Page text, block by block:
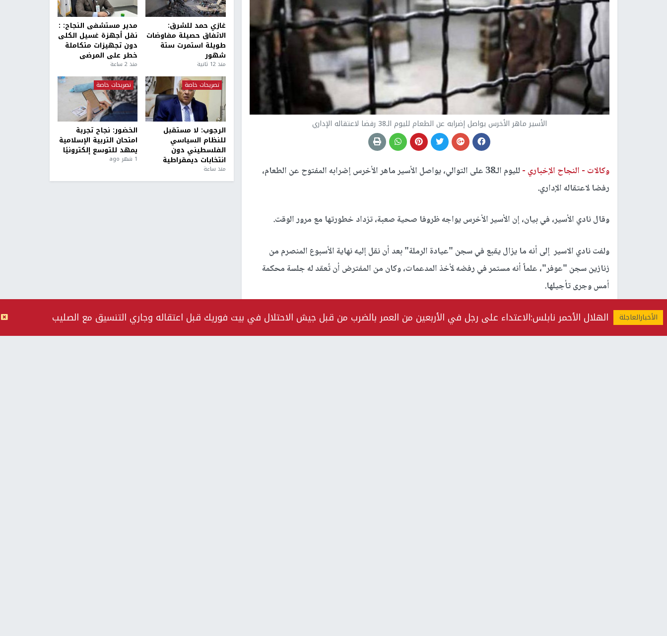
الهلال الأحمر نابلس:الاعتداء على رجل في الأربعين من العمر بالضرب من قبل جيش الاحتلال في بيت فوريك قبل اعتقاله وجاري التنسيق مع الصليب
الأسير ماهر الأخرس يواصل إضرابه عن الطعام لليوم الـ38 رفضا لاعتقاله الإداري
وكالات - النجاح الإخباري -
لليوم الـ38 على التوالي، يواصل الأسير ماهر الأخرس إضرابه المفتوح عن الطعام،
رفضا لاعتقاله الإداري.
وقال نادي الأسير، في بيان، إن الأسير الأخرس يواجه ظروفا صحية صعبة، تزداد خطورتها مع مرور الوقت.
ولفت نادي الاسير إلى أنه ما يزال يقبع في سجن "عيادة الرملة" بعد أن نقل إليه نهاية الأسبوع المنصرم من
زنازين سجن "عوفر"، علماً أنه مستمر في رفضه لأخذ المدعمات، وكان من المفترض أن تُعقد له جلسة محكمة
أمس وجرى تأجيلها.
وأشار إلى أن الأخرس (49 عاما) من بلدة سيلة الظهر في جنين، قد تعرض للاعتقال عدة مرات كانت أول مرة
عام 1989، واعتقل للمرة الثانية عام 2004، ثم أُعيد اعتقاله عام 2009، وفي عام 2018.
غازي حمد للشرق:
الاتفاق حصيلة مفاوضات
طويلة استمرت ستة
شهور
منذ 12 ثانية
مدير مستشفى النجاح: :
نقل أجهزة غسيل الكلى
دون تجهيزات متكاملة
خطر على المرضى
منذ 2 ساعة
تصريحات خاصة
الرجوب: لا مستقبل
للنظام السياسي
الفلسطيني دون
انتخابات ديمقراطية
منذ ساعة
تصريحات خاصة
الخضور: نجاح تجربة
امتحان التربية الإسلامية
يمهد للتوسع إلكترونيًا
1 شهر ago